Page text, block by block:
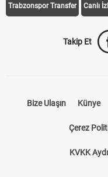
Trabzonspor Transfer Canlı
Takip Et
Bize Ulaşın Künye
Çerez
KVKK